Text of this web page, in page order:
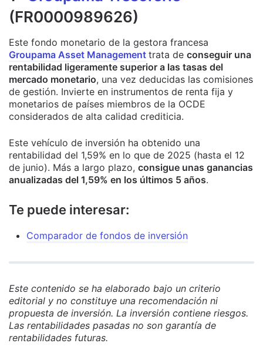
(FR0000989626)
Este fondo monetario de la gestora francesa
Groupama Asset Management trata de conseguir una
rentabilidad ligeramente superior a las tasas del
mercado monetario, una vez deducidas las comisiones
de gestión. Invierte en instrumentos de renta fija y
monetarios de países miembros de la OCDE
considerados de alta calidad crediticia.
Este vehículo de inversión ha obtenido una
rentabilidad del 1,59% en lo que de 2025 (hasta el 12
de junio). Más a largo plazo, consigue unas ganancias
anualizadas del 1,59% en los últimos 5 años.
Te puede interesar:
Comparador de fondos de inversión
Este contenido se ha elaborado bajo un criterio
editorial y no constituye una recomendación ni
propuesta de inversión. La inversión contiene riesgos.
Las rentabilidades pasadas no son garantía de
rentabilidades futuras.